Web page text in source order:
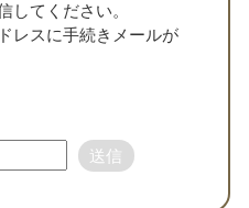
してください。
レスに手続きメールが
送信